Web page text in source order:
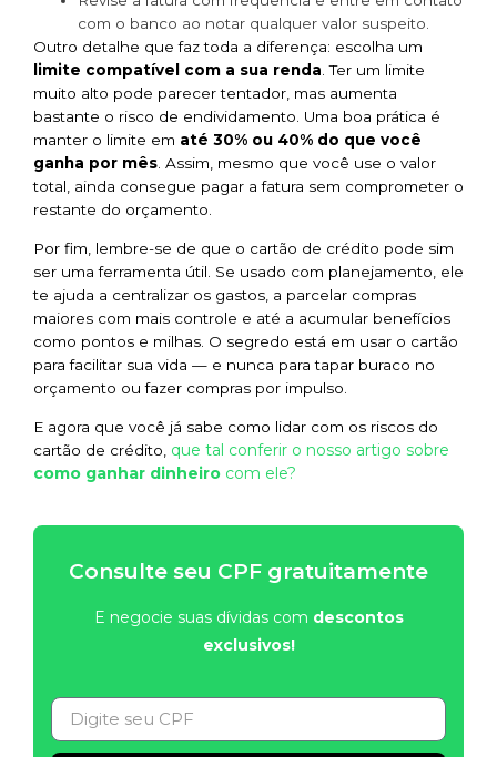
com o banco ao notar qualquer valor suspeito.
Outro detalhe que faz toda a diferença: escolha um
limite compatível com a sua renda . Ter um limite
muito alto pode parecer tentador, mas aumenta
bastante o risco de endividamento. Uma boa prática é
manter o limite em até 30% ou 40% do que você
ganha por mês . Assim, mesmo que você use o valor
total, ainda consegue pagar a fatura sem comprometer o
restante do orçamento.
Por fim, lembre-se de que o cartão de crédito pode sim
ser uma ferramenta útil. Se usado com planejamento, ele
te ajuda a centralizar os gastos, a parcelar compras
maiores com mais controle e até a acumular benefícios
como pontos e milhas. O segredo está em usar o cartão
para facilitar sua vida — e nunca para tapar buraco no
orçamento ou fazer compras por impulso.
E agora que você já sabe como lidar com os riscos do
cartão de crédito, que tal conferir o nosso artigo sobre
como ganhar dinheiro com ele?
Consulte seu CPF gratuitamente
E negocie suas dívidas com descontos
exclusivos!